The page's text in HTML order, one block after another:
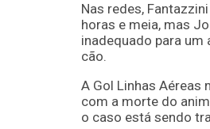
Nas redes,
horas e meia, mas
inadequado para
cão.
A Gol Linhas Aéreas
com a morte do
o caso está sendo